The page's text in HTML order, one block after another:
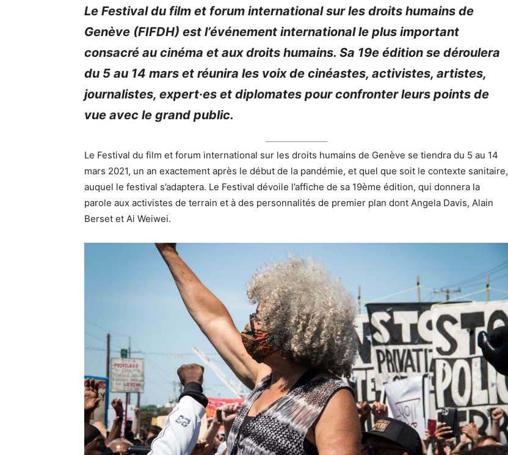
Le Festival du film et forum international sur les droits humains de
Genève (FIFDH) est l’événement international le plus important
consacré au cinéma et aux droits humains. Sa 19e édition se déroulera
du 5 au 14 mars et réunira les voix de cinéastes, activistes, artistes,
journalistes, expert·es et diplomates pour confronter leurs points de
vue avec le grand public.
Le Festival du film et forum international sur les droits humains de Genève se tiendra du 5 au 14
mars 2021, un an exactement après le début de la pandémie, et quel que soit le contexte sanitaire,
auquel le festival s’adaptera. Le Festival dévoile l’affiche de sa 19ème édition, qui donnera la
parole aux activistes de terrain et à des personnalités de premier plan dont Angela Davis, Alain
Berset et Ai Weiwei.